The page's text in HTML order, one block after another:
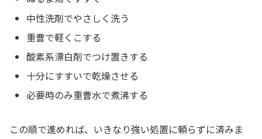
中性洗剤でやさしく洗う
重曹で軽くこする
酸素系漂白剤でつけ置きする
十分にすすいで乾燥させる
必要時のみ重曹水で煮沸する
この順で進めれば、いきなり強い処置に頼らずに済みま